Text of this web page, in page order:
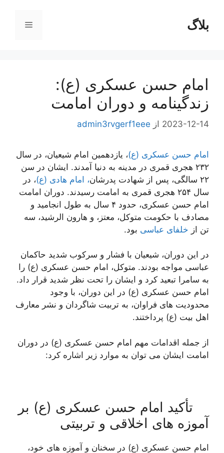
محتوابلاگ فهرست
امام حسن عسکری (ع):
زندگینامه و دوران امامت
2023-12-14 از admin3rvgerf1eee
امام حسن عسکری (ع)، یازدهمین امام شیعیان، در سال
۲۳۲ هجری قمری در مدینه به دنیا آمدند. ایشان در سن
۲۲ سالگی، پس از شهادت پدرشان
، امام هادی (ع)، در
سال ۲۵۴ هجری قمری به امامت رسیدند. دوران امامت
امام حسن عسکری، حدود ۴ سال به طول انجامید و
مصادف با حکومت متوکل، معتز، و هارون الرشید، سه
تن از خلفای عباسی بود.
در این دوران، شیعیان با فشار و سرکوب شدید حاکمان
عباسی مواجه بودند. متوکل، امام حسن عسکری (ع) را
به سامرا تبعید کرد و ایشان را تحت نظر شدید قرار داد.
امام حسن عسکری (ع) در این دوران، با وجود
محدودیت های فراوان، به تربیت شاگردان و نشر معارف
اهل بیت (ع) پرداختند.
از جمله اقدامات مهم امام حسن عسکری (ع) در دوران
امامت ایشان می توان به موارد زیر اشاره کرد:
تأکید امام حسن عسکری (ع) بر
آموزه های اخلاقی و تربیتی
امام حسن عسکری (ع) در سخنان و آموزه های خود،